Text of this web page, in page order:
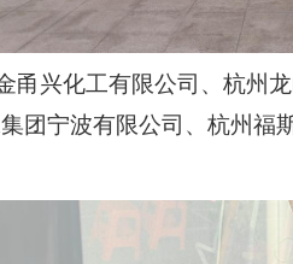
甬兴化工有限公司、杭州
团宁波有限公司、杭州